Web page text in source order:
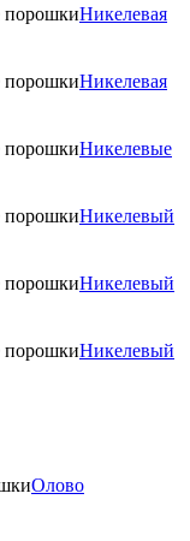
Никелевая
Никелевая
Никелевые
Никелевый
Никелевый
Никелевый
Олово